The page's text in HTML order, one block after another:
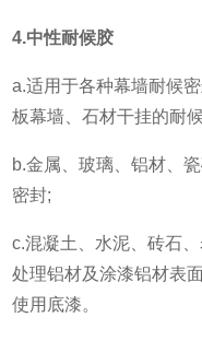
4.中性耐候胶
a.适用于各种幕墙耐候
板幕墙、石材干挂的耐
b.金属、玻璃、铝材、
密封;
c.混凝土、水泥、砖石
处理铝材及涂漆铝材表
使用底漆。